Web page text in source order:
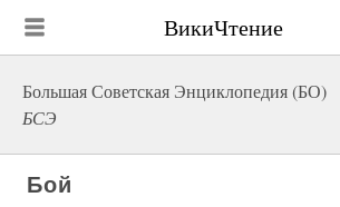
ВикиЧтение
Большая Советская Энциклопедия (БО)
БСЭ
Бой